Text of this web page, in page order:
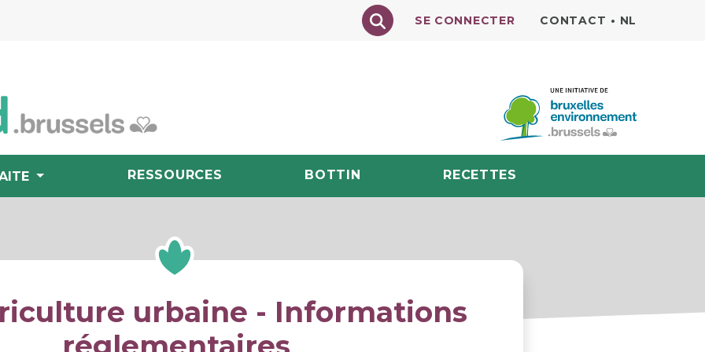
Texte à rechercher
SE CONNECTER CONTACT • NL
RESSOURCES BOTTIN RECETTES
urbaine - Informations